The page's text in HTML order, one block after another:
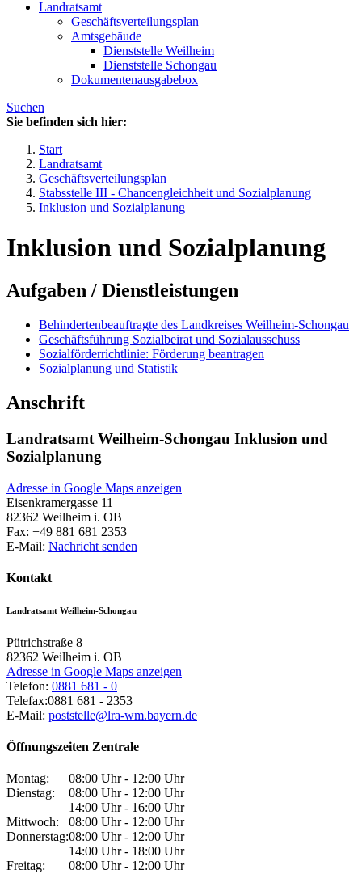
Landratsamt
Geschäftsverteilungsplan
Amtsgebäude
Dienststelle Weilheim
Dienststelle Schongau
Dokumentenausgabebox
Suchen
Sie befinden sich hier:
Start
Landratsamt
Geschäftsverteilungsplan
Stabsstelle III - Chancengleichheit und Sozialplanung
Inklusion und Sozialplanung
Inklusion und Sozialplanung
Aufgaben / Dienstleistungen
Behindertenbeauftragte des Landkreises Weilheim-Schongau
Geschäftsführung Sozialbeirat und Sozialausschuss
Sozialförderrichtlinie: Förderung beantragen
Sozialplanung und Statistik
Anschrift
Landratsamt Weilheim-Schongau Inklusion und
Sozialplanung
Adresse in Google Maps anzeigen
Eisenkramergasse 11
82362 Weilheim i. OB
Fax: +49 881 681 2353
E-Mail: Nachricht senden
Kontakt
Landratsamt Weilheim-Schongau
Pütrichstraße 8
82362 Weilheim i. OB
Adresse in Google Maps anzeigen
Telefon: 0881 681 - 0
Telefax:0881 681 - 2353
E-Mail: poststelle@lra-wm.bayern.de
Öffnungszeiten Zentrale
Montag:
08:00 Uhr - 12:00 Uhr
Dienstag:
08:00 Uhr - 12:00 Uhr
14:00 Uhr - 16:00 Uhr
Mittwoch:
08:00 Uhr - 12:00 Uhr
Donnerstag:08:00 Uhr - 12:00 Uhr
14:00 Uhr - 18:00 Uhr
Freitag:
08:00 Uhr - 12:00 Uhr